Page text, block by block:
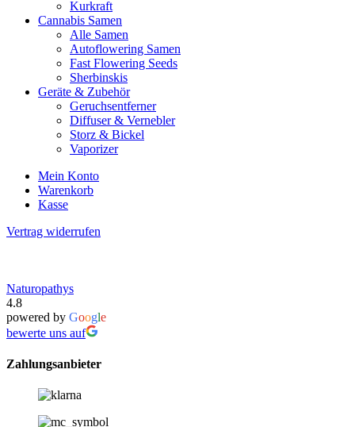
Kurkraft
Cannabis Samen
Alle Samen
Autoflowering Samen
Fast Flowering Seeds
Sherbinskis
Geräte & Zubehör
Geruchsentferner
Diffuser & Vernebler
Storz & Bickel
Vaporizer
Mein Konto
Warenkorb
Kasse
Vertrag widerrufen
Naturopathys
4.8
powered by Google
bewerte uns auf
Zahlungsanbieter